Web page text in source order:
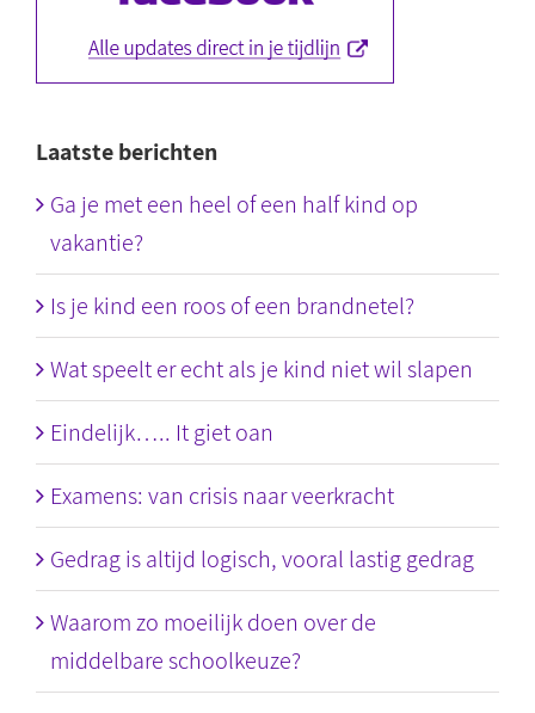
Laatste berichten
Ga je met een heel of een half kind op
vakantie?
Is je kind een roos of een brandnetel?
Wat speelt er echt als je kind niet wil slapen
Eindelijk….. It giet oan
Examens: van crisis naar veerkracht
Gedrag is altijd logisch, vooral lastig gedrag
Waarom zo moeilijk doen over de
middelbare schoolkeuze?